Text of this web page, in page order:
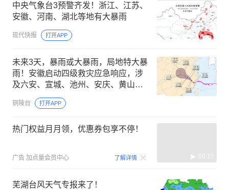
中央气象台3预警齐发！浙江、江苏、
安徽、河南、湖北等地有大暴雨
现代快报 打开APP
未来3天，暴雨或大暴雨，局地特大暴
雨！安徽启动四级救灾应急响应，涉
及六安、宣城、池州、安庆、黄山
市；合肥南站超100次列车停运
铜陵台 打开APP
热门权益月月领，优惠券包享不停！
广告 加点量会员中心 了解详情 00:15
芜湖台风天气专报来了！